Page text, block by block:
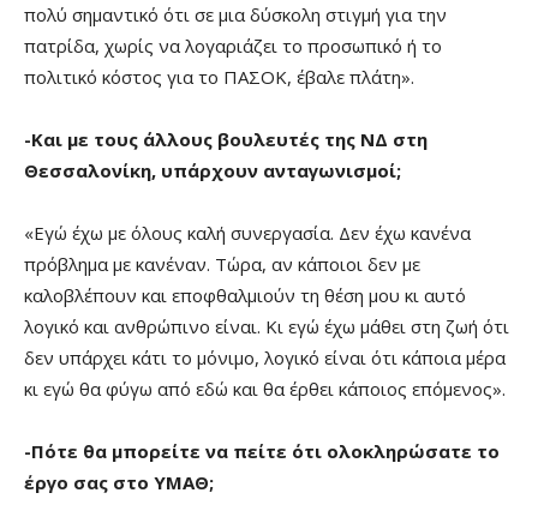
πολύ σημαντικό ότι σε μια δύσκολη στιγμή για την
πατρίδα, χωρίς να λογαριάζει το προσωπικό ή το
πολιτικό κόστος για το ΠΑΣΟΚ, έβαλε πλάτη».
-Και με τους άλλους βουλευτές της ΝΔ στη
Θεσσαλονίκη, υπάρχουν ανταγωνισμοί;
«Εγώ έχω με όλους καλή συνεργασία. Δεν έχω κανένα
πρόβλημα με κανέναν. Τώρα, αν κάποιοι δεν με
καλοβλέπουν και εποφθαλμιούν τη θέση μου κι αυτό
λογικό και ανθρώπινο είναι. Κι εγώ έχω μάθει στη ζωή ότι
δεν υπάρχει κάτι το μόνιμο, λογικό είναι ότι κάποια μέρα
κι εγώ θα φύγω από εδώ και θα έρθει κάποιος επόμενος».
-Πότε θα μπορείτε να πείτε ότι ολοκληρώσατε το
έργο σας στο ΥΜΑΘ;